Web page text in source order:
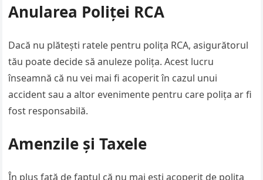
Anularea Poliței RCA
Dacă nu plătești ratele pentru polița RCA, asigurătorul
tău poate decide să anuleze polița. Acest lucru
înseamnă că nu vei mai fi acoperit în cazul unui
accident sau a altor evenimente pentru care polița ar fi
fost responsabilă.
Amenzile și Taxele
În plus față de faptul că nu mai ești acoperit de polița